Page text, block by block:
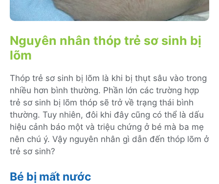
Nguyên nhân thóp trẻ sơ sinh bị
lõm
Thóp trẻ sơ sinh bị lõm là khi bị thụt sâu vào trong
nhiều hơn bình thường. Phần lớn các trường hợp
trẻ sơ sinh bị lõm thóp sẽ trở về trạng thái bình
thường. Tuy nhiên, đôi khi đây cũng có thể là dấu
hiệu cảnh báo một và triệu chứng ở bé mà ba mẹ
nên chú ý. Vậy nguyên nhân gì dẫn đến thóp lõm ở
trẻ sơ sinh?
Bé bị mất nước